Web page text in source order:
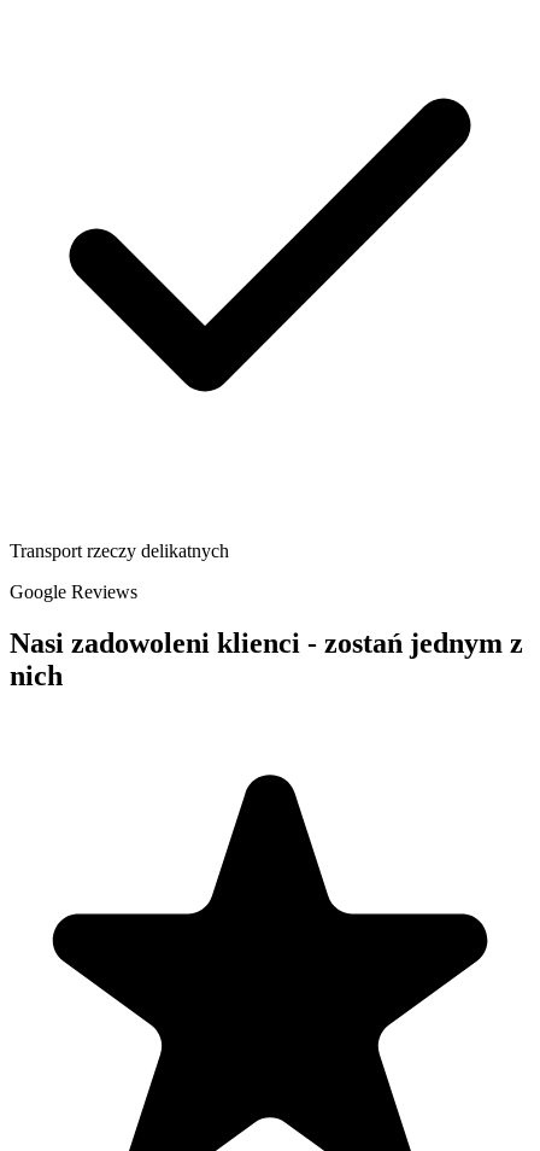
Transport rzeczy delikatnych
Google Reviews
Nasi zadowoleni klienci - zostań jednym z
nich